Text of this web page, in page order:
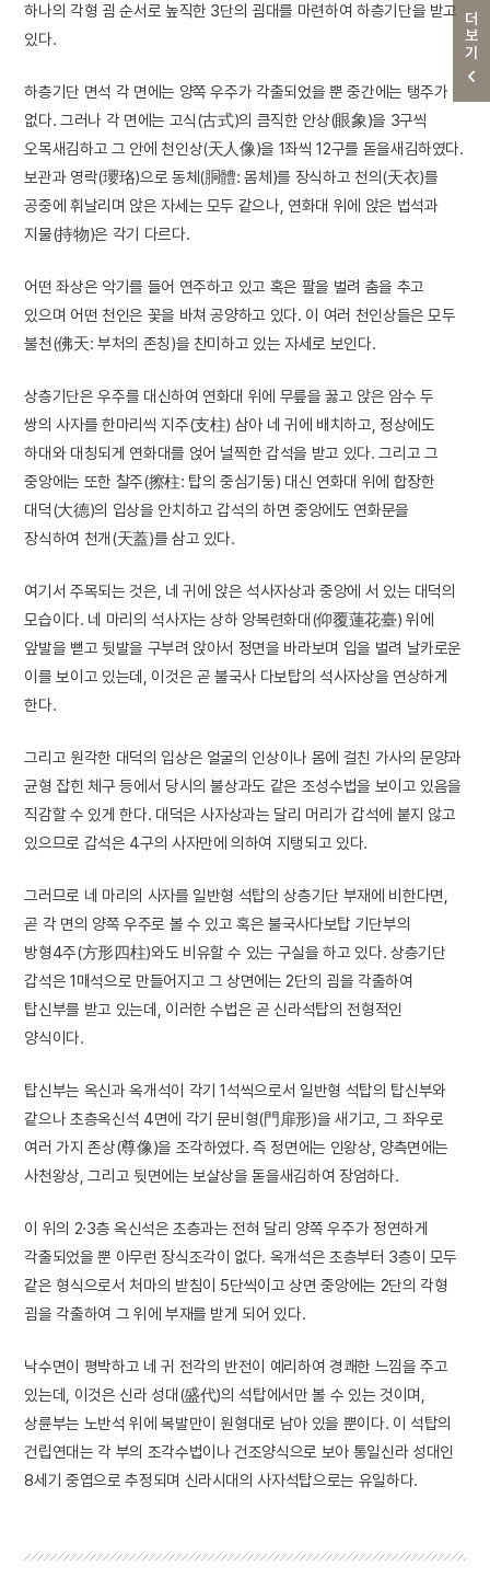
더보기
하나의 각형 굄 순서로 높직한 3단의 굄대를 마련하여 하층기단을 받고
있다.
하층기단 면석 각 면에는 양쪽 우주가 각출되었을 뿐 중간에는 탱주가
없다. 그러나 각 면에는 고식(古式)의 큼직한 안상(眼象)을 3구씩
오목새김하고 그 안에 천인상(天人像)을 1좌씩 12구를 돋을새김하였다.
보관과 영락(瓔珞)으로 동체(胴體: 몸체)를 장식하고 천의(天衣)를
공중에 휘날리며 앉은 자세는 모두 같으나, 연화대 위에 앉은 법석과
지물(持物)은 각기 다르다.
어떤 좌상은 악기를 들어 연주하고 있고 혹은 팔을 벌려 춤을 추고
있으며 어떤 천인은 꽃을 바쳐 공양하고 있다. 이 여러 천인상들은 모두
불천(佛天: 부처의 존칭)을 찬미하고 있는 자세로 보인다.
상층기단은 우주를 대신하여 연화대 위에 무릎을 꿇고 앉은 암수 두
쌍의 사자를 한마리씩 지주(支柱) 삼아 네 귀에 배치하고, 정상에도
하대와 대칭되게 연화대를 얹어 널찍한 갑석을 받고 있다. 그리고 그
중앙에는 또한 찰주(擦柱: 탑의 중심기둥) 대신 연화대 위에 합장한
대덕(大德)의 입상을 안치하고 갑석의 하면 중앙에도 연화문을
장식하여 천개(天蓋)를 삼고 있다.
여기서 주목되는 것은, 네 귀에 앉은 석사자상과 중앙에 서 있는 대덕의
모습이다. 네 마리의 석사자는 상하 앙복련화대(仰覆蓮花臺) 위에
앞발을 뻗고 뒷발을 구부려 앉아서 정면을 바라보며 입을 벌려 날카로운
이를 보이고 있는데, 이것은 곧 불국사 다보탑의 석사자상을 연상하게
한다.
그리고 원각한 대덕의 입상은 얼굴의 인상이나 몸에 걸친 가사의 문양과
균형 잡힌 체구 등에서 당시의 불상과도 같은 조성수법을 보이고 있음을
직감할 수 있게 한다. 대덕은 사자상과는 달리 머리가 갑석에 붙지 않고
있으므로 갑석은 4구의 사자만에 의하여 지탱되고 있다.
그러므로 네 마리의 사자를 일반형 석탑의 상층기단 부재에 비한다면,
곧 각 면의 양쪽 우주로 볼 수 있고 혹은 불국사다보탑 기단부의
방형4주(方形四柱)와도 비유할 수 있는 구실을 하고 있다. 상층기단
갑석은 1매석으로 만들어지고 그 상면에는 2단의 굄을 각출하여
탑신부를 받고 있는데, 이러한 수법은 곧 신라석탑의 전형적인
양식이다.
탑신부는 옥신과 옥개석이 각기 1석씩으로서 일반형 석탑의 탑신부와
같으나 초층옥신석 4면에 각기 문비형(門扉形)을 새기고, 그 좌우로
여러 가지 존상(尊像)을 조각하였다. 즉 정면에는 인왕상, 양측면에는
사천왕상, 그리고 뒷면에는 보살상을 돋을새김하여 장엄하다.
이 위의 2·3층 옥신석은 초층과는 전혀 달리 양쪽 우주가 정연하게
각출되었을 뿐 아무런 장식조각이 없다. 옥개석은 초층부터 3층이 모두
같은 형식으로서 처마의 받침이 5단씩이고 상면 중앙에는 2단의 각형
굄을 각출하여 그 위에 부재를 받게 되어 있다.
낙수면이 평박하고 네 귀 전각의 반전이 예리하여 경쾌한 느낌을 주고
있는데, 이것은 신라 성대(盛代)의 석탑에서만 볼 수 있는 것이며,
상륜부는 노반석 위에 복발만이 원형대로 남아 있을 뿐이다. 이 석탑의
건립연대는 각 부의 조각수법이나 건조양식으로 보아 통일신라 성대인
8세기 중엽으로 추정되며 신라시대의 사자석탑으로는 유일하다.